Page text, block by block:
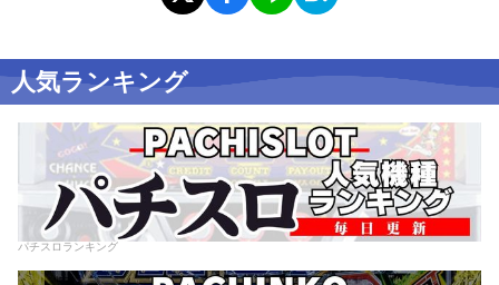
人気ランキング
パチスロランキング